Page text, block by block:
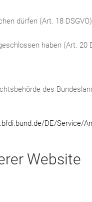
dürfen (Art. 18
haben (Art. 20
des
DE/Service/
Website